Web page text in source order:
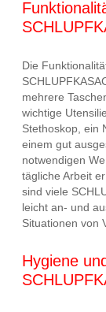
Die
mehrere
wichtige
Stethoskop, ein
einem gut
notwendigen
tägliche Arbeit
sind viele
leicht an- und
Situationen von
Hygiene